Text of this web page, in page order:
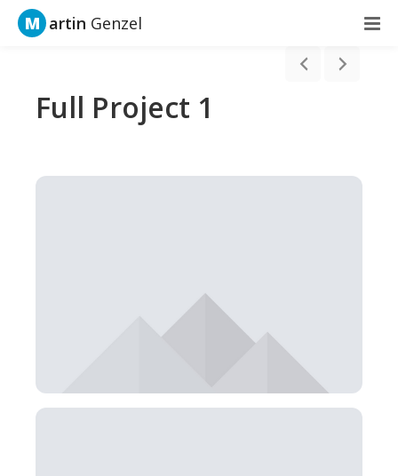
M artin Genzel
Full Project 1